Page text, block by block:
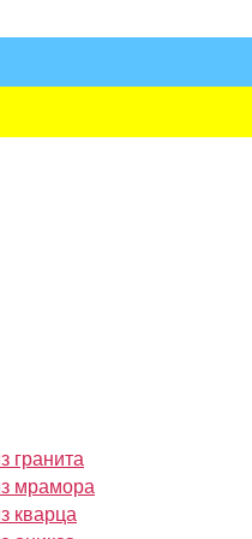
гранита
мрамора
кварца